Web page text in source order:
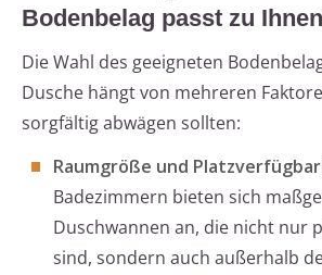
Bodenbelag passt zu
Die Wahl des geeigneten
Dusche hängt von mehreren
sorgfältig abwägen sollten:
Raumgröße und
Badezimmern bieten sich
Duschwannen an, die nicht nur
sind, sondern auch außerhalb